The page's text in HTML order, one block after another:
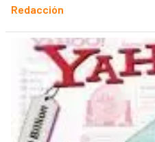
Redacción